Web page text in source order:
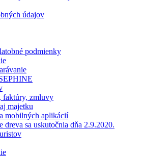
údajov
podmienky
faktúry, zmluvy
majetku
mobilných aplikácií
dreva sa uskutočnia dňa 2.9.2020.